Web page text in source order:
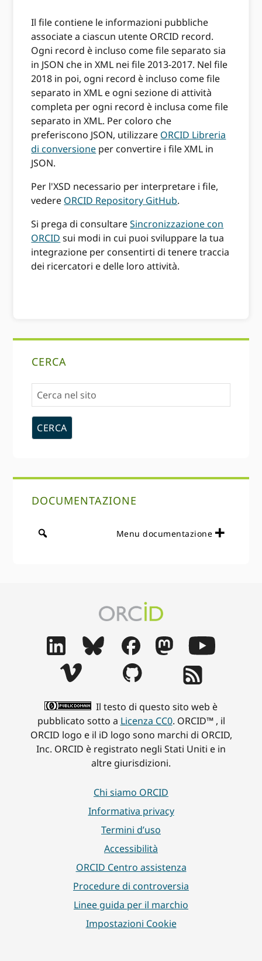
Il file contiene le informazioni pubbliche
associate a ciascun utente ORCID record.
Ogni record è incluso come file separato sia
in JSON che in XML nei file 2013-2017. Nel file
2018 in poi, ogni record è incluso come file
separato in XML e ogni sezione di attività
completa per ogni record è inclusa come file
separato in XML. Per coloro che
preferiscono JSON, utilizzare ORCID Libreria
di conversione per convertire i file XML in
JSON.
Per l'XSD necessario per interpretare i file,
vedere ORCID Repository GitHub.
Si prega di consultareSincronizzazione con
ORCID sui modi in cui puoi sviluppare la tua
integrazione per consentirti di tenere traccia
dei ricercatori e delle loro attività.
CERCA
Cerca
nel
sito
DOCUMENTAZIONE
Menu documentazione
Il testo di questo sito web è
pubblicato sotto a Licenza CC0. ORCID™ , il
ORCID logo e il iD logo sono marchi di ORCID,
Inc. ORCID è registrato negli Stati Uniti e in
altre giurisdizioni.
Chi siamo ORCID
Informativa privacy
Termini d’uso
Accessibilità
ORCID Centro assistenza
Procedure di controversia
Linee guida per il marchio
Impostazioni Cookie